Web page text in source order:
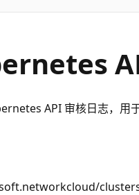
API 审核日志，用